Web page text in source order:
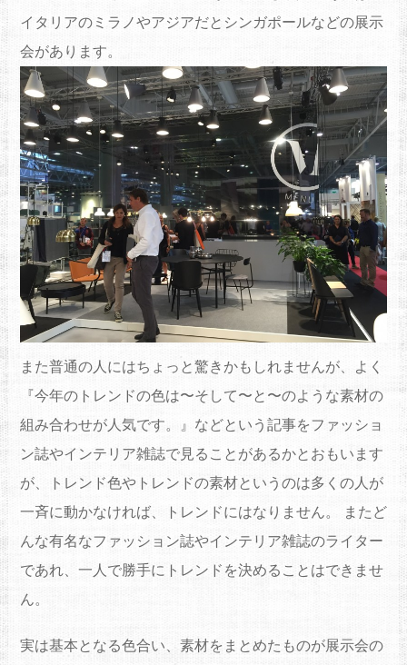
イタリアのミラノやアジアだとシンガポールなどの展示
会があります。
また普通の人にはちょっと驚きかもしれませんが、よく
『今年のトレンドの色は〜そして〜と〜のような素材の
組み合わせが人気です。』などという記事をファッショ
ン誌やインテリア雑誌で見ることがあるかとおもいます
が、トレンド色やトレンドの素材というのは多くの人が
一斉に動かなければ、トレンドにはなりません。 またど
んな有名なファッション誌やインテリア雑誌のライター
であれ、一人で勝手にトレンドを決めることはできませ
ん。
実は基本となる色合い、素材をまとめたものが展示会の